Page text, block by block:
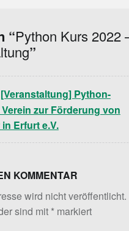
“Python Kurs 2022
”
[Veranstaltung] Python-
zur Förderung von
Erfurt e.V.
KOMMENTAR
wird nicht veröffentlicht.
sind mit *markiert